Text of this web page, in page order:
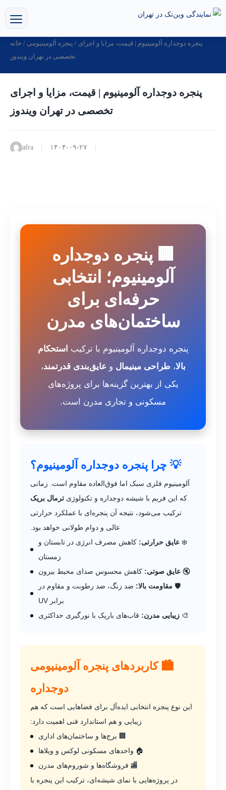
خانه / پنجره آلومینیومی / پنجره دوجداره آلومینیوم | قیمت، مزایا و اجرای
تخصصی در تهران ویندوز
پنجره دوجداره آلومینیوم | قیمت، مزایا و اجرای
تخصصی در تهران ویندوز
afra ۱۴۰۴-۰۹-۲۷
🏢 پنجره دوجداره
آلومینیوم؛ انتخابی
حرفه‌ای برای
ساختمان‌های مدرن
پنجره دوجداره آلومینیوم با ترکیب استحکام
بالا، طراحی مینیمال و عایق‌بندی قدرتمند،
یکی از بهترین گزینه‌ها برای پروژه‌های
مسکونی و تجاری مدرن است.
💡 چرا پنجره دوجداره آلومینیوم؟
آلومینیوم فلزی سبک اما فوق‌العاده مقاوم است. زمانی
که این فریم با شیشه دوجداره و تکنولوژی ترمال بریک
ترکیب می‌شود، نتیجه آن پنجره‌ای با عملکرد حرارتی
عالی و دوام طولانی خواهد بود.
❄️ عایق حرارتی: کاهش مصرف انرژی در تابستان و
زمستان
🔇 عایق صوتی: کاهش محسوس صدای محیط بیرون
🛡️ مقاومت بالا: ضد زنگ، ضد رطوبت و مقاوم در
برابر UV
🎨 زیبایی مدرن: قاب‌های باریک با نورگیری حداکثری
🏙️ کاربردهای پنجره آلومینیومی
دوجداره
این نوع پنجره انتخابی ایده‌آل برای فضاهایی است که هم
زیبایی و هم استاندارد فنی اهمیت دارد:
🏢 برج‌ها و ساختمان‌های اداری
🏠 واحدهای مسکونی لوکس و ویلاها
🏬 فروشگاه‌ها و شو‌روم‌های مدرن
در پروژه‌هایی با نمای شیشه‌ای، ترکیب این پنجره با